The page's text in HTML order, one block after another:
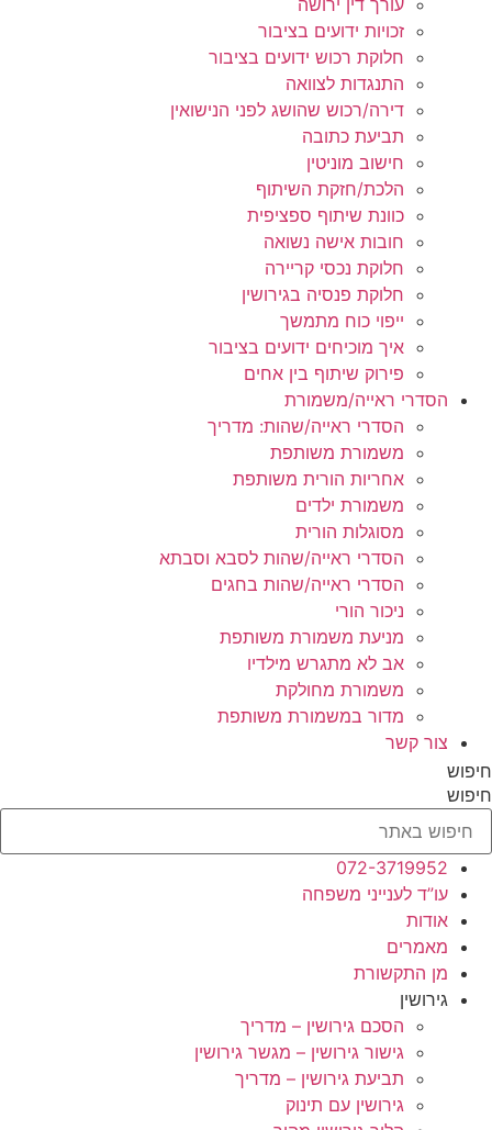
עורך דין ירושה
זכויות ידועים בציבור
חלוקת רכוש ידועים בציבור
התנגדות לצוואה
דירה/רכוש שהושג לפני הנישואין
תביעת כתובה
חישוב מוניטין
הלכת/חזקת השיתוף
כוונת שיתוף ספציפית
חובות אישה נשואה
חלוקת נכסי קריירה
חלוקת פנסיה בגירושין
ייפוי כוח מתמשך
איך מוכיחים ידועים בציבור
פירוק שיתוף בין אחים
הסדרי ראייה/משמורת
הסדרי ראייה/שהות: מדריך
משמורת משותפת
אחריות הורית משותפת
משמורת ילדים
מסוגלות הורית
הסדרי ראייה/שהות לסבא וסבתא
הסדרי ראייה/שהות בחגים
ניכור הורי
מניעת משמורת משותפת
אב לא מתגרש מילדיו
משמורת מחולקת
מדור במשמורת משותפת
צור קשר
חיפוש
חיפוש
072-3719952
עו”ד לענייני משפחה
אודות
מאמרים
מן התקשורת
גירושין
הסכם גירושין – מדריך
גישור גירושין – מגשר גירושין
תביעת גירושין – מדריך
גירושין עם תינוק